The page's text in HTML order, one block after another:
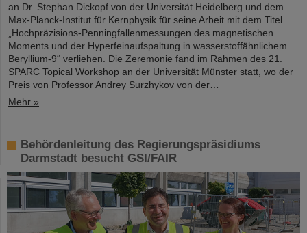
an Dr. Stephan Dickopf von der Universität Heidelberg und dem
Max-Planck-Institut für Kernphysik für seine Arbeit mit dem Titel
„Hochpräzisions-Penningfallenmessungen des magnetischen
Moments und der Hyperfeinaufspaltung in wasserstoffähnlichem
Beryllium-9“ verliehen. Die Zeremonie fand im Rahmen des 21.
SPARC Topical Workshop an der Universität Münster statt, wo der
Preis von Professor Andrey Surzhykov von der…
Mehr »
Behördenleitung des Regierungspräsidiums
Darmstadt besucht GSI/FAIR